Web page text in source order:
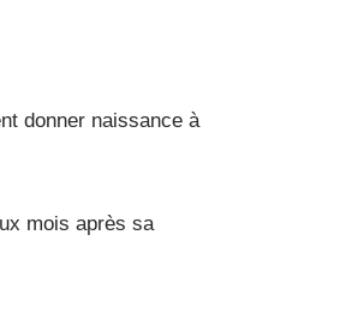
donner naissance à
mois après sa